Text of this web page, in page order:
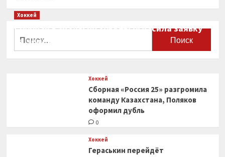
Билялетдинову
Хоккей
Сборная Канады по хоккею огласила заявку
на чемпионат мира
Хоккей
Сборная «Россия 25» разгромила
команду Казахстана, Поляков
оформил дубль
0
Хоккей
Гераськин перейдёт